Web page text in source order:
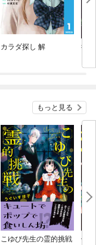
カラダ探し 解 彼
もっと見る
こゆび先生の霊的挑戦 僕